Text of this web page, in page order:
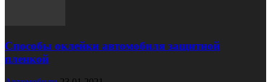
Способы оклейки автомобиля защитной
пленкой